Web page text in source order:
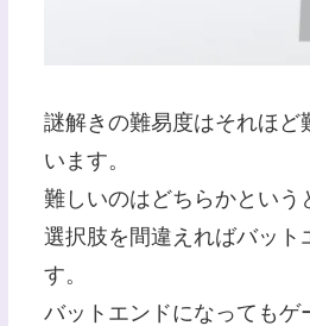
謎解きの難易度はそれほど
います。
難しいのはどちらかという
選択肢を間違えればバット
す。
バットエンドになっても